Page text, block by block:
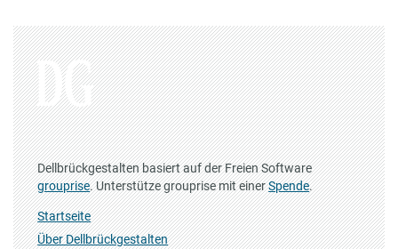
Dellbrückgestalten basiert auf der Freien Software
grouprise. Unterstütze grouprise mit einerSpende.
Startseite
Über Dellbrückgestalten